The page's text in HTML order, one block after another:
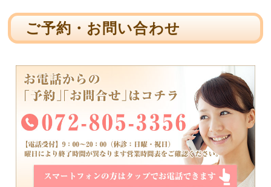
ご予約・お問い合わせ